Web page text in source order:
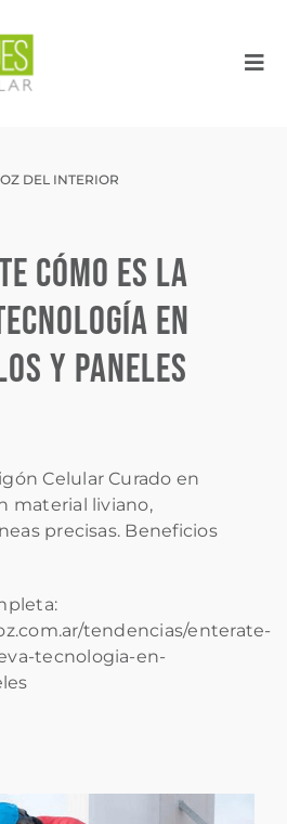
DEL INTERIOR
cómo es la
en
y paneles
Celular Curado en
material liviano,
precisas. Beneficios
tendencias/enterate-
tecnologia-en-